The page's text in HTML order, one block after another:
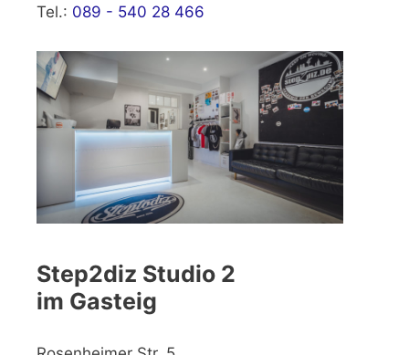
Tel.: 089 - 540 28 466
Step2diz Studio 2
im Gasteig